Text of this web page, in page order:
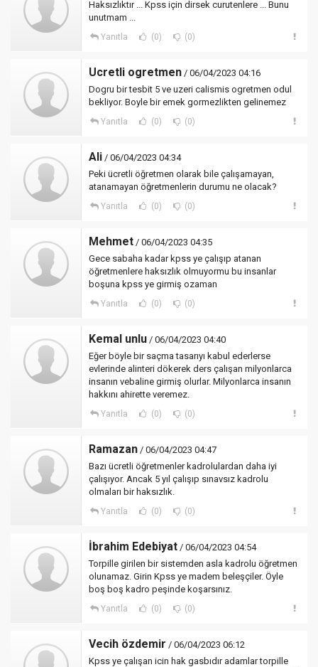
Haksızlıktır ... Kpss için dirsek curutenlere ... Bunu
unutmam ...
Yanıtla (0) (0)
Ucretli ogretmen / 06/04/2023 04:16
Dogru bir tesbit 5 ve uzeri calismis ogretmen odul
bekliyor. Boyle bir emek gormezlikten gelinemez
Yanıtla (0) (0)
Ali / 06/04/2023 04:34
Peki ücretli öğretmen olarak bile çalışamayan,
atanamayan öğretmenlerin durumu ne olacak?
Yanıtla (0) (0)
Mehmet / 06/04/2023 04:35
Gece sabaha kadar kpss ye çalışıp atanan
öğretmenlere haksızlık olmuyormu bu insanlar
boşuna kpss ye girmiş ozaman
Yanıtla (0) (0)
Kemal unlu / 06/04/2023 04:40
Eğer böyle bir saçma tasarıyı kabul ederlerse
evlerinde alinteri dökerek ders çalışan milyonlarca
insanın vebaline girmiş olurlar. Milyonlarca insanın
hakkını ahirette veremez.
Yanıtla (0) (0)
Ramazan / 06/04/2023 04:47
Bazı ücretli öğretmenler kadrolulardan daha iyi
çalışıyor. Ancak 5 yıl çalışıp sınavsız kadrolu
olmaları bir haksızlık.
Yanıtla (0) (0)
İbrahim Edebiyat / 06/04/2023 04:54
Torpille girilen bir sistemden asla kadrolu öğretmen
olunamaz. Girin Kpss ye madem beleşçiler. Öyle
boş boş kadro peşinde koşarsınız.
Yanıtla (0) (0)
Vecih özdemir / 06/04/2023 06:12
Kpss ye çalışan icin hak gasbıdır adamlar torpille